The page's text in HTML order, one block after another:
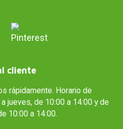
cliente
rápidamente. Horario de
jueves, de 10:00 a 14:00 y de
10:00 a 14:00.